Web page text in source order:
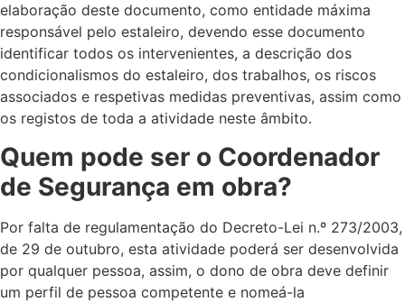
elaboração deste documento, como entidade máxima
responsável pelo estaleiro, devendo esse documento
identificar todos os intervenientes, a descrição dos
condicionalismos do estaleiro, dos trabalhos, os riscos
associados e respetivas medidas preventivas, assim como
os registos de toda a atividade neste âmbito.
Quem pode ser o Coordenador
de Segurança em obra?
Por falta de regulamentação do Decreto-Lei n.º 273/2003,
de 29 de outubro, esta atividade poderá ser desenvolvida
por qualquer pessoa, assim, o dono de obra deve definir
um perfil de pessoa competente e nomeá-la